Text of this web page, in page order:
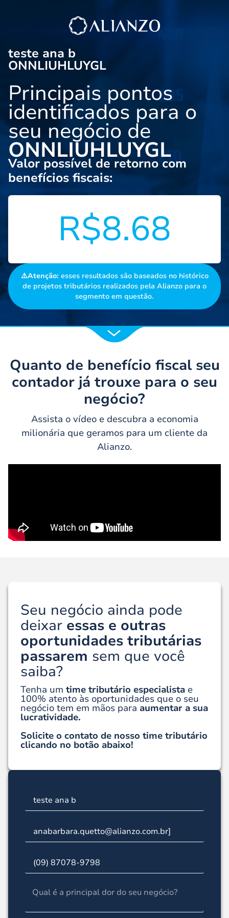
teste ana b
ONNLIUHLUYGL
Principais pontos
identificados para o
seu negócio de
ONNLIUHLUYGL
Valor possível de retorno com
benefícios fiscais:
R$8.68
⚠️Atenção: esses resultados são baseados no histórico
de projetos tributários realizados pela Alianzo para o
segmento em questão.
Quanto de benefício fiscal seu
contador já trouxe para o seu
negócio?
Assista o vídeo e descubra a economia
milionária que geramos para um cliente da
Alianzo.
Seu negócio ainda pode
deixar essas e outras
oportunidades tributárias
passarem sem que você
saiba?
Tenha um time tributário especialista e
100% atento às oportunidades que o seu
negócio tem em mãos para aumentar a sua
lucratividade.
Solicite o contato de nosso time tributário
clicando no botão abaixo!